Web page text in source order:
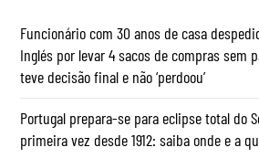
Funcionário com 30 anos de casa
Inglés por levar 4 sacos de compras sem
teve decisão final e não ‘perdoou’
Portugal prepara-se para eclipse total do
primeira vez desde 1912: saiba onde e a